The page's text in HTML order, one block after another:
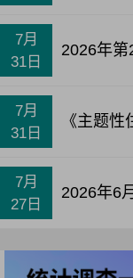
7月
31日
2026年
7月
31日
《主题
7月
27日
2026年6